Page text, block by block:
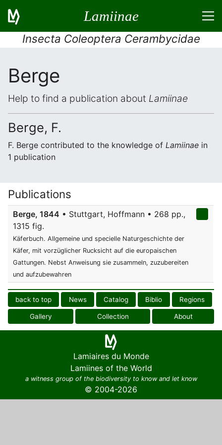
Lamiinae
Insecta Coleoptera Cerambycidae
Berge
Help to find a publication about Lamiinae
Berge, F.
F. Berge contributed to the knowledge of Lamiinae in
1 publication
Publications
Berge, 1844 • Stuttgart, Hoffmann • 268 pp.,
1315 fig.
Käferbuch. Allgemeine und specielle Naturgeschichte der
Käfer, mit vorzüglicher Rucksicht auf die europaischen
Gattungen. Nebst Anweisung sie zusammeln, zuzubereiten
und aufzubewahren
back to top News Catalog Biblio Regions
Gallery Collection About
Lamiaires du Monde
Lamiines of the World
a witness group of the biodiversity to know and let know
© 2004-2026